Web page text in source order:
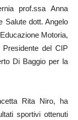
prof.ssa Anna
Salute dott. Angelo
Motoria,
del CIP
Di Baggio per la
Rita Niro, ha
sportivi ottenuti